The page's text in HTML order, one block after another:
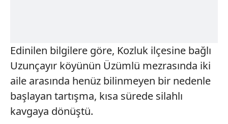
Edinilen bilgilere göre, Kozluk ilçesine bağlı
Uzunçayır köyünün Üzümlü mezrasında iki
aile arasında henüz bilinmeyen bir nedenle
başlayan tartışma, kısa sürede silahlı
kavgaya dönüştü.